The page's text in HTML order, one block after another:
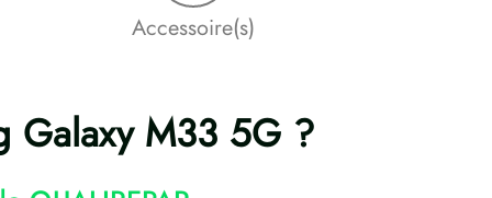
Accessoire(s)
Galaxy M33 5G ?